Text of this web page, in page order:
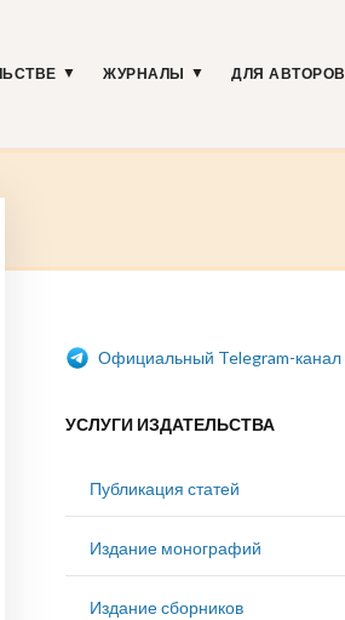
ЖУРНАЛЫ ДЛЯ АВТОРОВ
Официальный Telegram-канал
УСЛУГИ ИЗДАТЕЛЬСТВА
Публикация статей
Издание монографий
Издание сборников